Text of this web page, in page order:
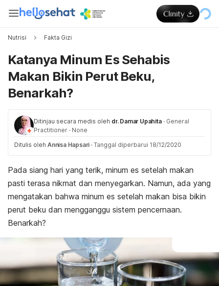
Nutrisi Fakta Gizi
Katanya Minum Es Sehabis
Makan Bikin Perut Beku,
Benarkah?
Ditinjau secara medis oleh dr. Damar Upahita · General
Practitioner · None
Ditulis oleh Annisa Hapsari · Tanggal diperbarui 18/12/2020
Pada siang hari yang terik, minum es setelah makan
pasti terasa nikmat dan menyegarkan. Namun, ada yang
mengatakan bahwa minum es setelah makan bisa bikin
perut beku dan mengganggu sistem pencernaan.
Benarkah?